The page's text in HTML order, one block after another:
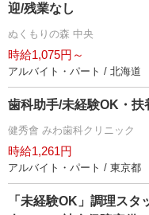
迎/残業なし
ぬくもりの森 中央
時給1,075円～
アルバイト・パート / 北海道
歯科助手/未経験OK・扶
健秀會 みわ歯科クリニック
時給1,261円
アルバイト・パート / 東京都
「未経験OK」調理ス